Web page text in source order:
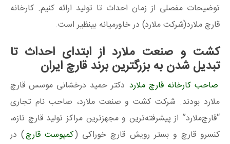
توضیحات مفصلی از زمان احداث تا تولید ارائه کنیم. کارخانه
قارچ ملارد(شرکت ملارد) در خاورمیانه بینظیر است.
کشت و صنعت ملارد از ابتدای احداث تا
تبدیل شدن به بزرگترین برند قارچ ایران
صاحب کارخانه قارچ ملارد دکتر حمید درخشانی موسس قارچ
ملارد بودند. شرکت کشت و صنعت ملارد، صاحب نام تجاری
“قارچ‌ملارد” از پیشرفته‌ترین و مجهزترین مراکز تولید قارچ تازه،
کنسرو قارچ و بستر رویش قارچ خوراکی (کمپوست قارچ) در